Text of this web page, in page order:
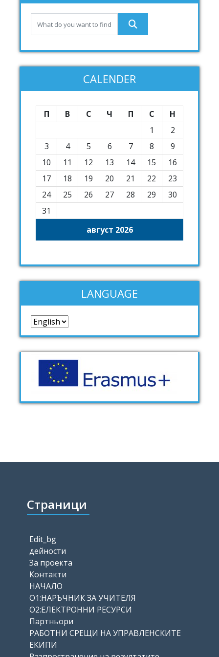
CALENDER
август 2026
П В С Ч П С
Н
1
2
3
4 5 6 7 8
9
10
11 12 13 14 15
16
17
18 19 20 21 22
23
24
25 26 27 28 29
30
31
LANGUAGE
Language
Страници
Edit_bg
дейности
За проекта
Контакти
НАЧАЛО
О1:НАРЪЧНИК ЗА УЧИТЕЛЯ
О2:ЕЛЕКТРОННИ РЕСУРСИ
Партньори
РАБОТНИ СРЕЩИ НА УПРАВЛЕНСКИТЕ
ЕКИПИ